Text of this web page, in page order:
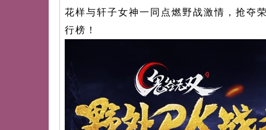
花样与轩子女神一同点燃野战激情，抢夺
行榜！